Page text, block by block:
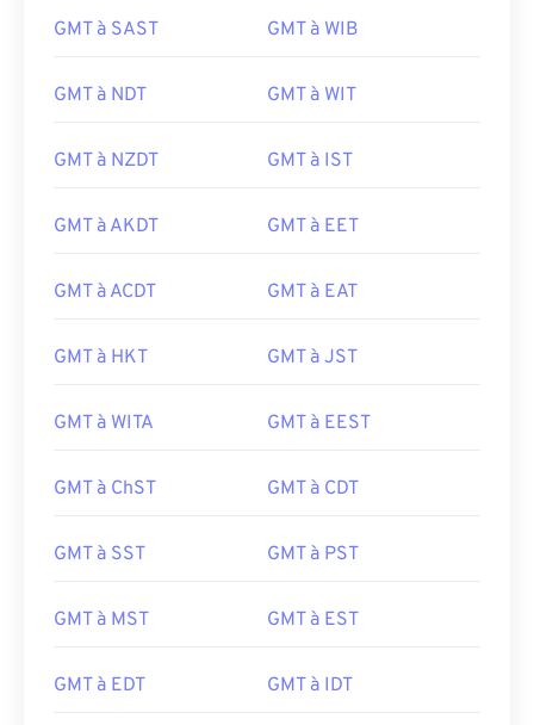
GMT à SAST GMT à WIB
GMT à NDT GMT à WIT
GMT à NZDT GMT à IST
GMT à AKDT GMT à EET
GMT à ACDT GMT à EAT
GMT à HKT GMT à JST
GMT à WITA GMT à EEST
GMT à ChST GMT à CDT
GMT à SST GMT à PST
GMT à MST GMT à EST
GMT à EDT GMT à IDT